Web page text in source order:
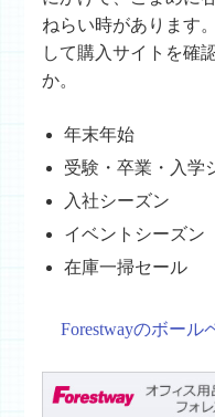
ねらい時があります
して購入サイトを確
か。
年末年始
受験・卒業・入学
入社シーズン
イベントシーズン
在庫一掃セール
Forestwayのボール